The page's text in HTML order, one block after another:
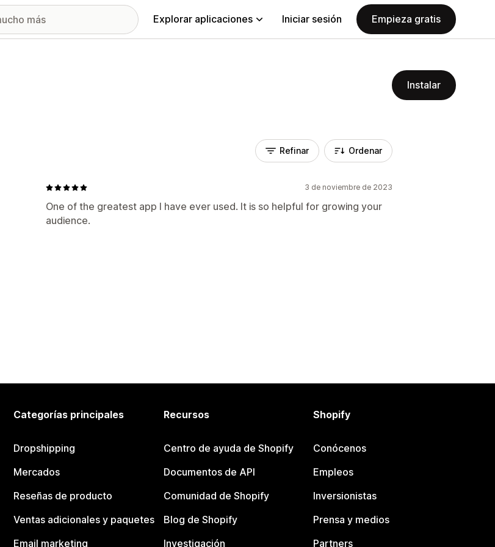
Explorar aplicaciones Iniciar sesión Empieza gratis
Instalar
Refinar Ordenar
3 de noviembre de 2023
One of the greatest app I have ever used. It is so helpful for growing your
audience.
Categorías principales
Dropshipping
Mercados
Reseñas de producto
Ventas adicionales y paquetes
Email marketing
Recursos
Centro de ayuda de Shopify
Documentos de API
Comunidad de Shopify
Blog de Shopify
Investigación
Shopify
Conócenos
Empleos
Inversionistas
Prensa y medios
Partners